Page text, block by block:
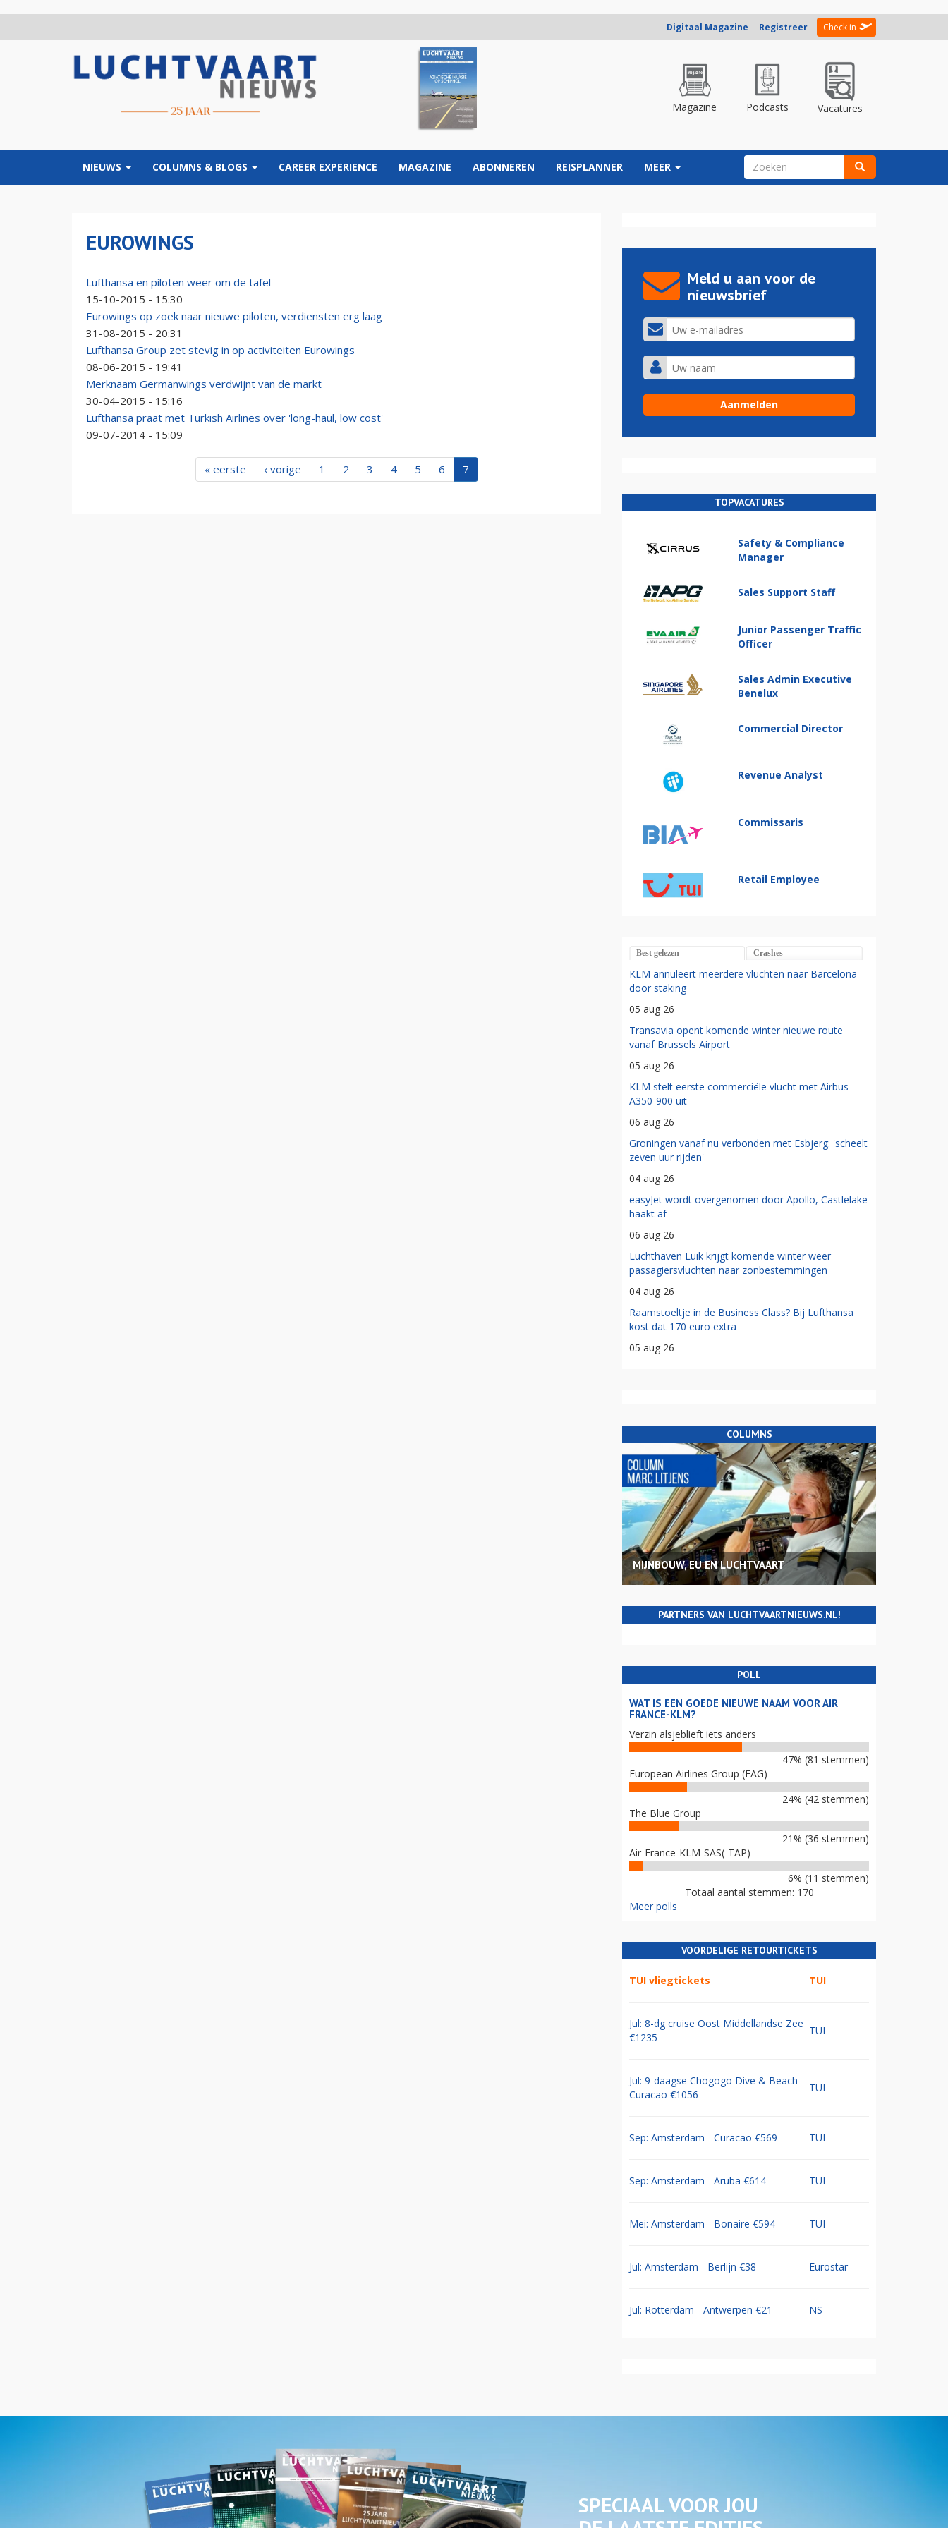
Digitaal Magazine Registreer Check in
Magazine Podcasts Vacatures
NIEUWS COLUMNS & BLOGS CAREER EXPERIENCE MAGAZINE ABONNEREN REISPLANNER MEER ZOEKVELD
EUROWINGS
Lufthansa en piloten weer om de tafel
15-10-2015 - 15:30
Eurowings op zoek naar nieuwe piloten, verdiensten erg laag
31-08-2015 - 20:31
Lufthansa Group zet stevig in op activiteiten Eurowings
08-06-2015 - 19:41
Merknaam Germanwings verdwijnt van de markt
30-04-2015 - 15:16
Lufthansa praat met Turkish Airlines over 'long-haul, low cost'
09-07-2014 - 15:09
« eerste ‹ vorige 1 2 3 4 5 6 7
Meld u aan voor de
nieuwsbrief
TOPVACATURES
Safety & Compliance
Manager
Sales Support Staff
Junior Passenger Traffic
Officer
Sales Admin Executive
Benelux
Commercial Director
Revenue Analyst
Commissaris
Retail Employee
Best gelezen Crashes
KLM annuleert meerdere vluchten naar Barcelona
door staking
05 aug 26
Transavia opent komende winter nieuwe route
vanaf Brussels Airport
05 aug 26
KLM stelt eerste commerciële vlucht met Airbus
A350-900 uit
06 aug 26
Groningen vanaf nu verbonden met Esbjerg: 'scheelt
zeven uur rijden'
04 aug 26
easyJet wordt overgenomen door Apollo, Castlelake
haakt af
06 aug 26
Luchthaven Luik krijgt komende winter weer
passagiersvluchten naar zonbestemmingen
04 aug 26
Raamstoeltje in de Business Class? Bij Lufthansa
kost dat 170 euro extra
05 aug 26
COLUMNS
MIJNBOUW, EU EN LUCHTVAART
PARTNERS VAN LUCHTVAARTNIEUWS.NL!
POLL
WAT IS EEN GOEDE NIEUWE NAAM VOOR AIR
FRANCE-KLM?
Verzin alsjeblieft iets anders
47% (81 stemmen)
European Airlines Group (EAG)
24% (42 stemmen)
The Blue Group
21% (36 stemmen)
Air-France-KLM-SAS(-TAP)
6% (11 stemmen)
Totaal aantal stemmen: 170
Meer polls
VOORDELIGE RETOURTICKETS
TUI vliegtickets TUI
Jul: 8-dg cruise Oost Middellandse Zee
€1235
TUI
Jul: 9-daagse Chogogo Dive & Beach
Curacao €1056
TUI
Sep: Amsterdam - Curacao €569 TUI
Sep: Amsterdam - Aruba €614 TUI
Mei: Amsterdam - Bonaire €594 TUI
Jul: Amsterdam - Berlijn €38 Eurostar
Jul: Rotterdam - Antwerpen €21 NS
SPECIAAL VOOR JOU